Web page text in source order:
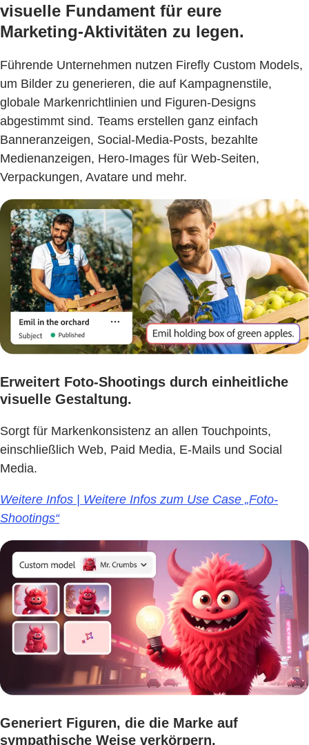
visuelle Fundament für eure
Marketing-Aktivitäten zu legen.
Führende Unternehmen nutzen Firefly Custom Models,
um Bilder zu generieren, die auf Kampagnenstile,
globale Markenrichtlinien und Figuren-Designs
abgestimmt sind. Teams erstellen ganz einfach
Banneranzeigen, Social-Media-Posts, bezahlte
Medienanzeigen, Hero-Images für Web-Seiten,
Verpackungen, Avatare und mehr.
Erweitert Foto-Shootings durch einheitliche
visuelle Gestaltung.
Sorgt für Markenkonsistenz an allen Touchpoints,
einschließlich Web, Paid Media, E-Mails und Social
Media.
Weitere Infos | Weitere Infos zum Use Case „Foto-
Shootings“
Generiert Figuren, die die Marke auf
sympathische Weise verkörpern.